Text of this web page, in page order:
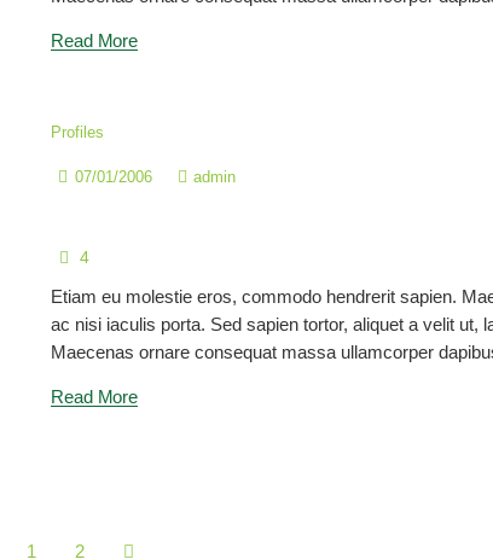
Read More
Profiles
07/01/2006 admin
4
Etiam eu molestie eros, commodo hendrerit sapien.
ac nisi iaculis porta. Sed sapien tortor, aliquet a velit ut,
Maecenas ornare consequat massa ullamcorper
Read More
1 2